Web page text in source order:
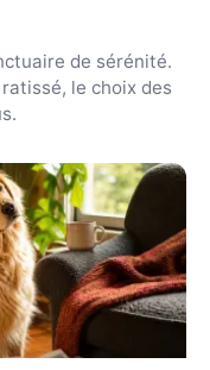
de sérénité.
le choix des